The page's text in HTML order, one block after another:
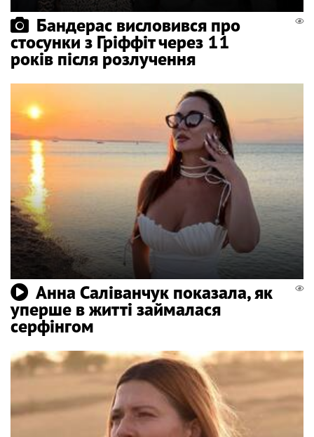
Бандерас висловився про
стосунки з Гріффіт через 11
років після розлучення
Анна Саліванчук показала, як
уперше в житті займалася
серфінгом